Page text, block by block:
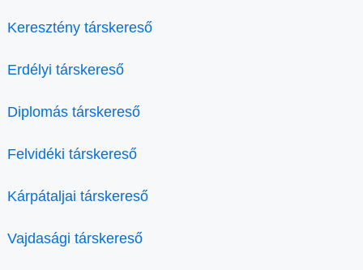
Keresztény társkereső
Erdélyi társkereső
Diplomás társkereső
Felvidéki társkereső
Kárpátaljai társkereső
Vajdasági társkereső